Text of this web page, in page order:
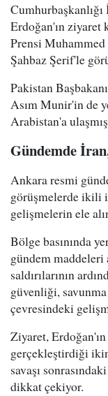
Erdoğan'ın ziyaret
Prensi
Şahbaz Şerif'le
Pakistan
Asım Munir'in de
Arabistan'a
Gündemde
Ankara resmi
görüşmelerde ikili
gelişmelerin ele
Bölge basınında
gündem
saldırılarının
güvenliği,
çevresindeki
Ziyaret,
gerçekleştirdiği
savaşı
dikkat çekiyor.